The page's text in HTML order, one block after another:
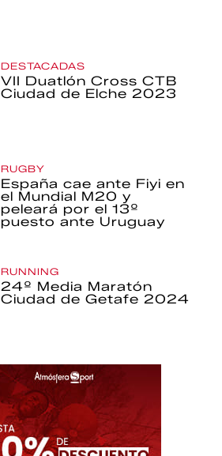
DESTACADAS
VII Duatlón Cross CTB
Ciudad de Elche 2023
RUGBY
España cae ante Fiyi en
el Mundial M20 y
peleará por el 13º
puesto ante Uruguay
RUNNING
24º Media Maratón
Ciudad de Getafe 2024